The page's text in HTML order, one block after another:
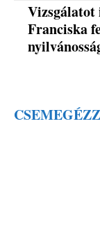
Franciska
CSEMEGÉZZ